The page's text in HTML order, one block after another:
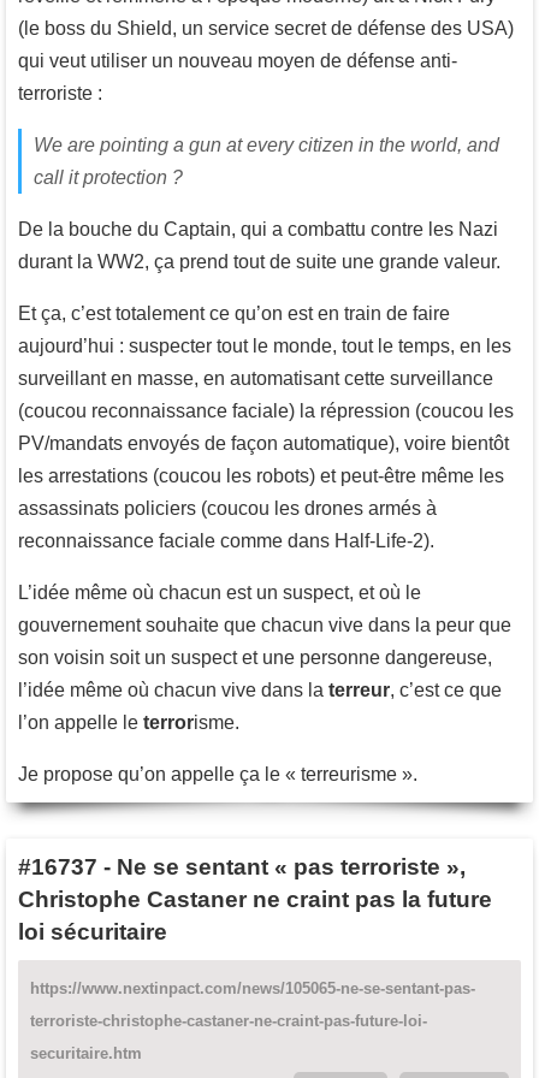
(le boss du Shield, un service secret de défense des USA)
qui veut utiliser un nouveau moyen de défense anti-
terroriste :
We are pointing a gun at every citizen in the world, and
call it protection ?
De la bouche du Captain, qui a combattu contre les Nazi
durant la WW2, ça prend tout de suite une grande valeur.
Et ça, c’est totalement ce qu’on est en train de faire
aujourd’hui : suspecter tout le monde, tout le temps, en les
surveillant en masse, en automatisant cette surveillance
(coucou reconnaissance faciale) la répression (coucou les
PV/mandats envoyés de façon automatique), voire bientôt
les arrestations (coucou les robots) et peut-être même les
assassinats policiers (coucou les drones armés à
reconnaissance faciale comme dans Half-Life-2).
L’idée même où chacun est un suspect, et où le
gouvernement souhaite que chacun vive dans la peur que
son voisin soit un suspect et une personne dangereuse,
l’idée même où chacun vive dans la terreur, c’est ce que
l’on appelle le terrorisme.
Je propose qu’on appelle ça le « terreurisme ».
#16737 - Ne se sentant « pas terroriste »,
Christophe Castaner ne craint pas la future
loi sécuritaire
https://www.nextinpact.com/news/105065-ne-se-sentant-pas-
terroriste-christophe-castaner-ne-craint-pas-future-loi-
securitaire.htm